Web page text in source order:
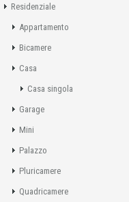
Residenziale
Appartamento
Bicamere
Casa
Casa singola
Garage
Mini
Palazzo
Pluricamere
Quadricamere